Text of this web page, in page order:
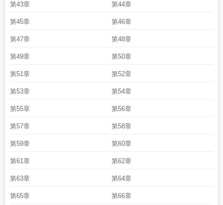
第43章 第44章
第45章 第46章
第47章 第48章
第49章 第50章
第51章 第52章
第53章 第54章
第55章 第56章
第57章 第58章
第59章 第60章
第61章 第62章
第63章 第64章
第65章 第66章